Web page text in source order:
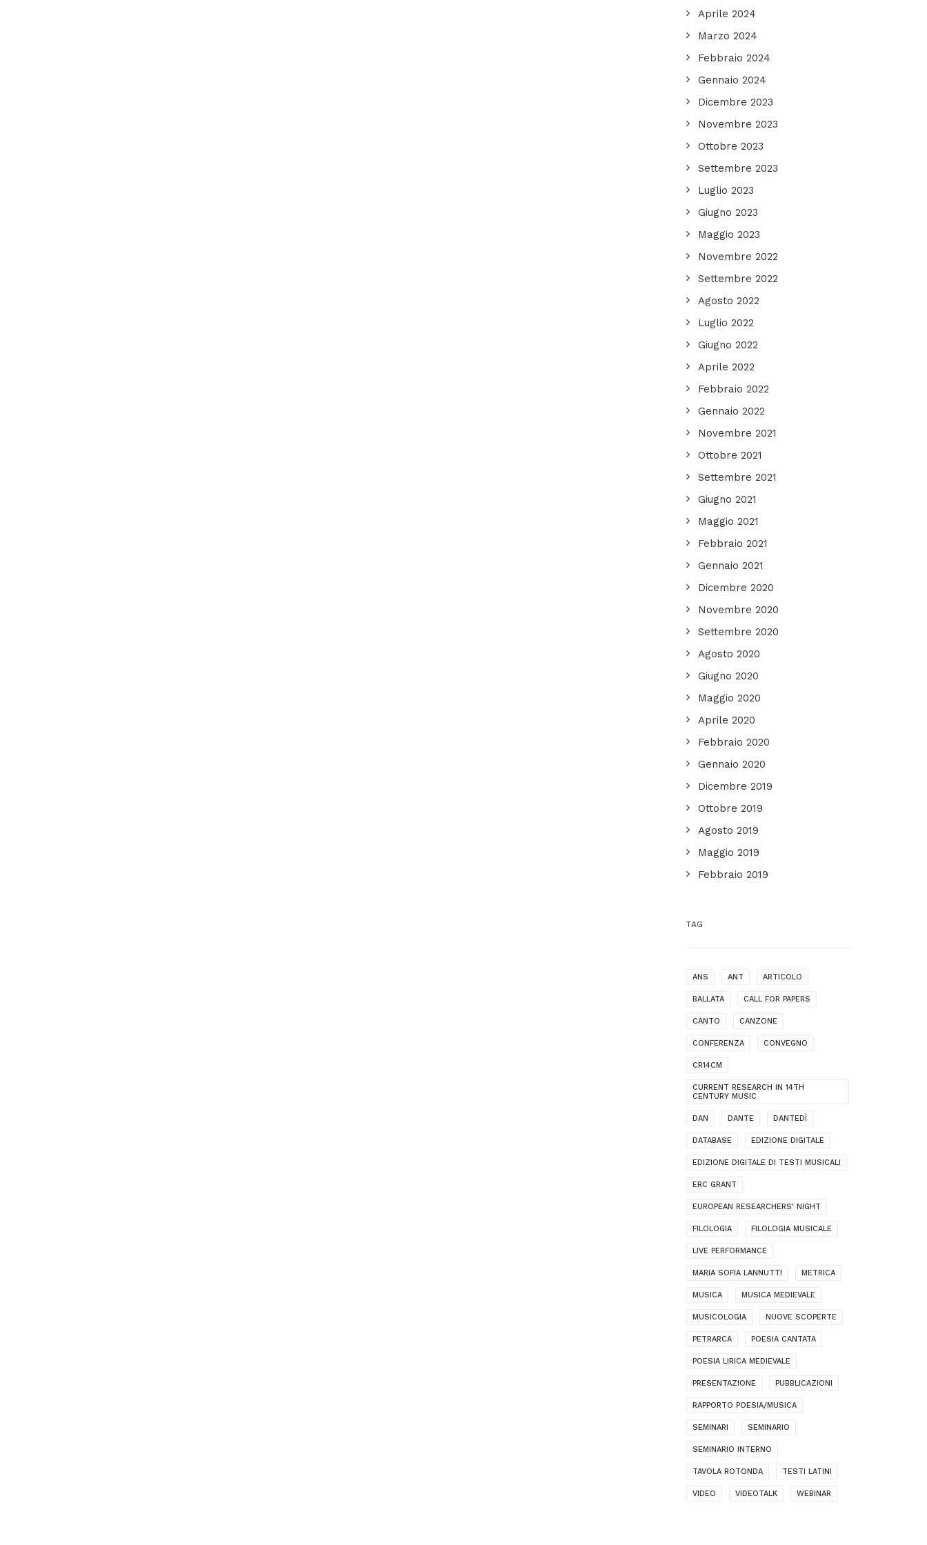
Aprile 2024
Marzo 2024
Febbraio 2024
Gennaio 2024
Dicembre 2023
Novembre 2023
Ottobre 2023
Settembre 2023
Luglio 2023
Giugno 2023
Maggio 2023
Novembre 2022
Settembre 2022
Agosto 2022
Luglio 2022
Giugno 2022
Aprile 2022
Febbraio 2022
Gennaio 2022
Novembre 2021
Ottobre 2021
Settembre 2021
Giugno 2021
Maggio 2021
Febbraio 2021
Gennaio 2021
Dicembre 2020
Novembre 2020
Settembre 2020
Agosto 2020
Giugno 2020
Maggio 2020
Aprile 2020
Febbraio 2020
Gennaio 2020
Dicembre 2019
Ottobre 2019
Agosto 2019
Maggio 2019
Febbraio 2019
TAG
ANS ANT ARTICOLO
BALLATA CALL FOR PAPERS
CANTO CANZONE
CONFERENZA CONVEGNO
CR14CM
CURRENT RESEARCH IN 14TH
CENTURY MUSIC
DAN DANTE DANTEDÌ
DATABASE EDIZIONE DIGITALE
EDIZIONE DIGITALE DI TESTI MUSICALI
ERC GRANT
EUROPEAN RESEARCHERS' NIGHT
FILOLOGIA FILOLOGIA MUSICALE
LIVE PERFORMANCE
MARIA SOFIA LANNUTTI METRICA
MUSICA MUSICA MEDIEVALE
MUSICOLOGIA NUOVE SCOPERTE
PETRARCA POESIA CANTATA
POESIA LIRICA MEDIEVALE
PRESENTAZIONE PUBBLICAZIONI
RAPPORTO POESIA/MUSICA
SEMINARI SEMINARIO
SEMINARIO INTERNO
TAVOLA ROTONDA TESTI LATINI
VIDEO VIDEOTALK WEBINAR